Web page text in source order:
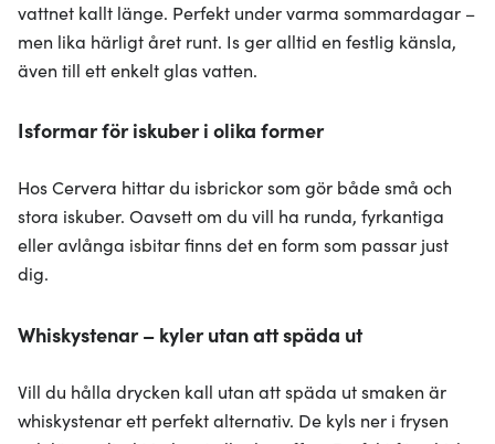
vattnet kallt länge. Perfekt under varma sommardagar –
men lika härligt året runt. Is ger alltid en festlig känsla,
även till ett enkelt glas vatten.
Isformar för iskuber i olika former
Hos Cervera hittar du isbrickor som gör både små och
stora iskuber. Oavsett om du vill ha runda, fyrkantiga
eller avlånga isbitar finns det en form som passar just
dig.
Whiskystenar – kyler utan att späda ut
Vill du hålla drycken kall utan att späda ut smaken är
whiskystenar ett perfekt alternativ. De kyls ner i frysen